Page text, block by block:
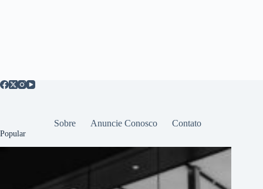
Sobre Anuncie Conosco Contato
Popular